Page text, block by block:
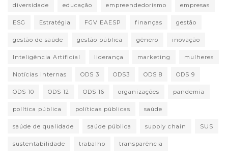
diversidade educação empreendedorismo empresas
ESG Estratégia FGV EAESP finanças gestão
gestão de saúde gestão pública gênero inovação
Inteligência Artificial liderança marketing mulheres
Notícias internas ODS 3 ODS3 ODS 8 ODS 9
ODS 10 ODS 12 ODS 16 organizações pandemia
política pública políticas públicas saúde
saúde de qualidade saúde pública supply chain SUS
sustentabilidade trabalho transparência